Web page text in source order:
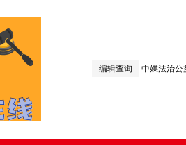
编辑查询 中媒法治公